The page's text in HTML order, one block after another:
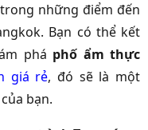
những điểm đến
Bạn có thể kết
phá phố ẩm thực
giá rẻ, đó sẽ là một
bạn.